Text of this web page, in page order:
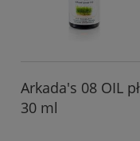
Arkada's 08 OIL
30 ml